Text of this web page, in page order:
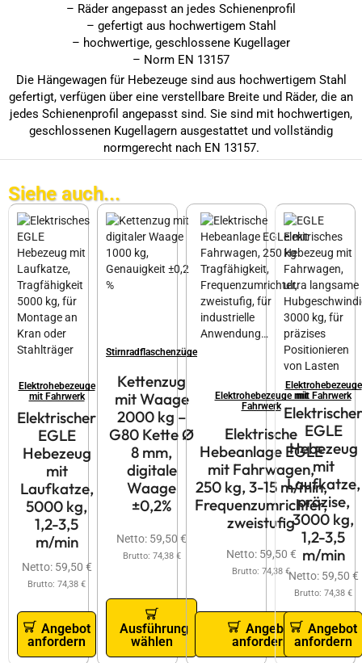
– Räder angepasst an jedes Schienenprofil
– gefertigt aus hochwertigem Stahl
– hochwertige, geschlossene Kugellager
– Norm EN 13157
Die Hängewagen für Hebezeuge sind aus hochwertigem Stahl
gefertigt, verfügen über eine verstellbare Breite und Räder, die an
jedes Schienenprofil angepasst sind. Sie sind mit hochwertigen,
geschlossenen Kugellagern ausgestattet und vollständig
normgerecht nach EN 13157.
Siehe auch...
Elektrohebezeuge
mit Fahrwerk
Elektrischer
EGLE
Hebezeug
mit
Laufkatze,
5000 kg,
1,2-3,5
m/min
Netto: 59,50 €
Brutto: 74,38 €
Angebot
anfordern
Stirnradflaschenzüge
Kettenzug
mit Waage
2000 kg –
G80 Kette Ø
8 mm,
digitale
Waage
±0,2%
Netto: 59,50 €
Brutto: 74,38 €
Ausführung
wählen
Elektrohebezeuge mit
Fahrwerk
Elektrische
Hebeanlage EGLE
mit Fahrwagen,
250 kg, 3-15 m/min,
Frequenzumrichter,
zweistufig
Netto: 59,50 €
Brutto: 74,38 €
Angebot
anfordern
Elektrohebezeuge
mit Fahrwerk
Elektrischer
EGLE
Hebezeug
mit
Laufkatze,
präzise,
3000 kg,
1,2-3,5
m/min
Netto: 59,50 €
Brutto: 74,38 €
Angebot
anfordern